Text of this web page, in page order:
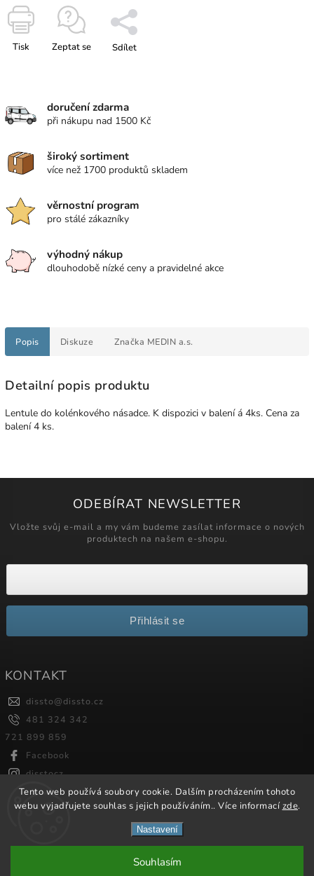
Tento web používá soubory cookie. Dalším procházením tohoto
webu vyjadřujete souhlas s jejich používáním.. Více informacízde.
Nastavení
Souhlasím
Tisk Zeptat se Sdílet
doručení zdarma
při nákupu nad 1500 Kč
široký sortiment
více než 1700 produktů skladem
věrnostní program
pro stálé zákazníky
výhodný nákup
dlouhodobě nízké ceny a pravidelné akce
Popis Diskuze Značka MEDIN a.s.
Detailní popis produktu
Lentule do kolénkového násadce. K dispozici v balení á 4ks. Cena za
balení 4 ks.
ODEBÍRAT NEWSLETTER
Vložte svůj e-mail a my vám budeme zasílat informace o nových
produktech na našem e-shopu.
Přihlásit se
KONTAKT
dissto@dissto.cz
481 324 342
721 899 859
Facebook
disstocz
Shoptet| Design